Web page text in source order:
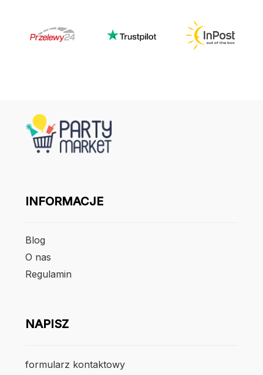
INFORMACJE
Blog
O nas
Regulamin
NAPISZ
formularz kontaktowy